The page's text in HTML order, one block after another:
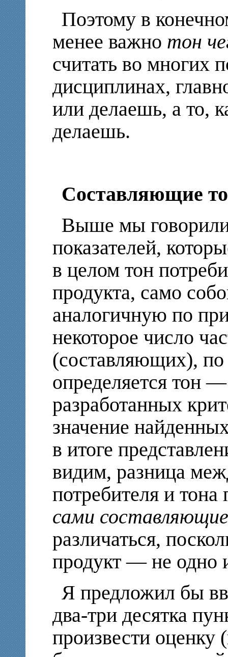
Поэтому в
менее важно тон
считать во многих
дисциплинах,
или делаешь, а то,
делаешь.
Составляющие
Выше мы говорили
показателей,
в целом тон
продукта, само
аналогичную по
некоторое число
(составляющих),
определяется тон
разработанных
значение
в итоге
видим, разница
потребителя и
сами составляющие
различаться,
продукт — не одно
Я предложил бы
два-три десятка
произвести